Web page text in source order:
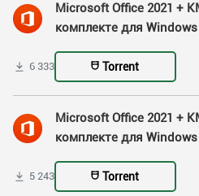
Microsoft Office 2021 +
комплекте для Windows
6 333 Torrent
Microsoft Office 2021 +
комплекте для Windows
5 243 Torrent